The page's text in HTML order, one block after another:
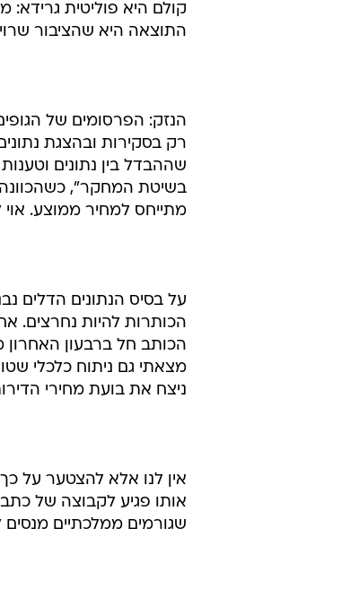
קולם היא פוליטית גרידא:
התוצאה היא שהציבור
הנזק: הפרסומים של
רק בסקירות ובהצגת
שההבדל בין נתונים
בשיטת המחקר", כשהכוונה
מתייחס למחיר ממוצע. אוי
על בסיס הנתונים הדלים
הכותרות להיות נחרצים.
הכותב חל ברבעון האחרון
מצאתי גם ניתוח כלכלי
ניצח את בועת מחירי
אין לנו אלא להצטער על
אותו פגיע לקבוצה של
שגורמים ממלכתיים